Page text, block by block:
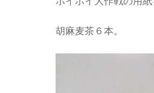
胡麻麦茶６本。